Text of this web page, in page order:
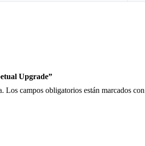
Upgrade”
Los campos obligatorios están marcados con